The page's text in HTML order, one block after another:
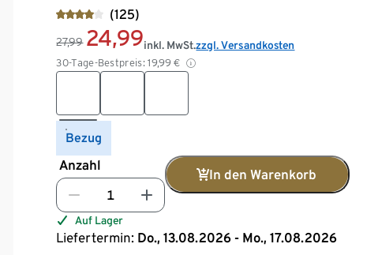
(125)
27,99 24,99
30-Tage-Bestpreis: 19,99 €
inkl. MwSt.zzgl. Versandkosten
Bezug
Anzahl
In den Warenkorb
Auf Lager
Liefertermin: Do., 13.08.2026 - Mo., 17.08.2026